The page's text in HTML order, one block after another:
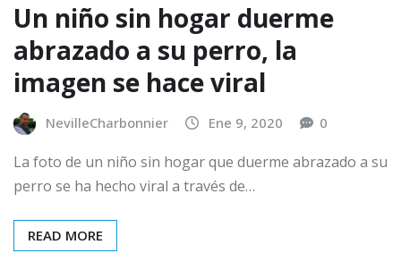
Un niño sin hogar duerme
abrazado a su perro, la
imagen se hace viral
NevilleCharbonnier Ene 9, 2020 0
La foto de un niño sin hogar que duerme abrazado a su
perro se ha hecho viral a través de…
READ MORE